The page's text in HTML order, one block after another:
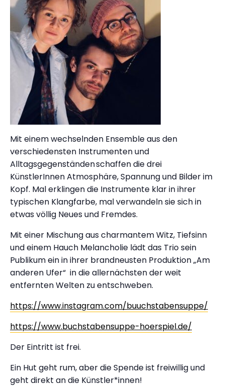
Mit einem wechselnden Ensemble aus den
verschiedensten Instrumenten und
Alltagsgegenständen schaffen die drei
KünstlerInnen Atmosphäre, Spannung und Bilder im
Kopf. Mal erklingen die Instrumente klar in ihrer
typischen Klangfarbe, mal verwandeln sie sich in
etwas völlig Neues und Fremdes.
Mit einer Mischung aus charmantem Witz, Tiefsinn
und einem Hauch Melancholie lädt das Trio sein
Publikum ein in ihrer brandneusten Produktion „Am
anderen Ufer“ in die allernächsten der weit
entfernten Welten zu entschweben.
https://www.instagram.com/buuchstabensuppe/
https://www.buchstabensuppe-hoerspiel.de/
Der Eintritt ist frei.
Ein Hut geht rum, aber die Spende ist freiwillig und
geht direkt an die Künstler*innen!